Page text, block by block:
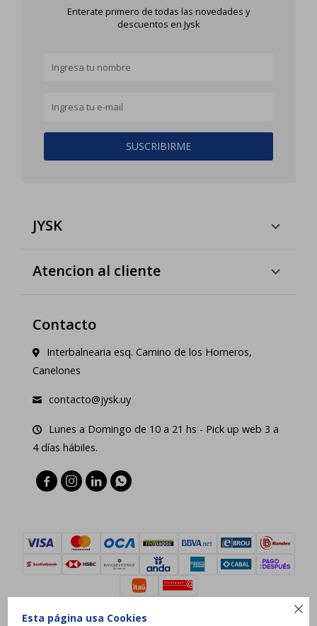

Esta página usa Cookies
Enterate primero de todas las novedades y
descuentos en Jysk
SUSCRIBIRME
JYSK
Atencion al cliente
Contacto
Interbalnearia esq. Camino de los Horneros,
Canelones
contacto@jysk.uy
Lunes a Domingo de 10 a 21 hs - Pick up web 3 a
4 días hábiles.
   